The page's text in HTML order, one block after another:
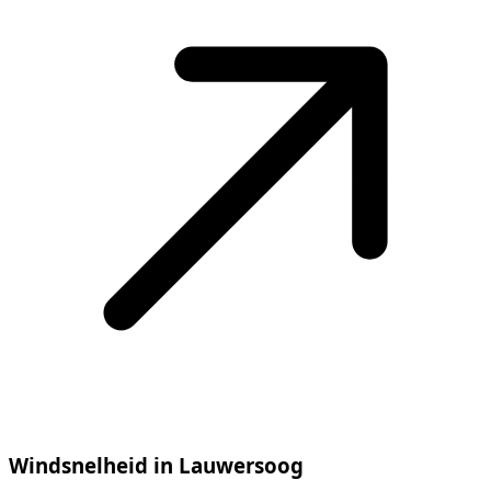
Windsnelheid in Lauwersoog